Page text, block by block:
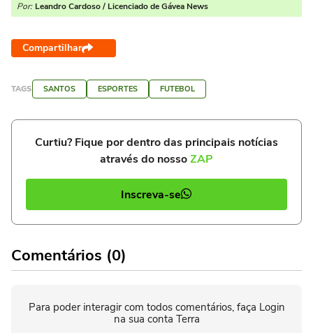
Por: Leandro Cardoso / Licenciado de Gávea News
Compartilhar
TAGS SANTOS ESPORTES FUTEBOL
Curtiu? Fique por dentro das principais notícias
através do nossoZAP
Inscreva-se
Comentários (0)
Para poder interagir com todos comentários, faça Login
na sua conta Terra